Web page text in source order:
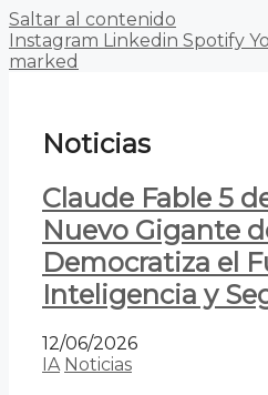
Saltar al contenido
Instagram Linkedin Spotify
marked
Noticias
Claude Fable 5
Nuevo Gigante
Democratiza el
Inteligencia y
12/06/2026
IA Noticias